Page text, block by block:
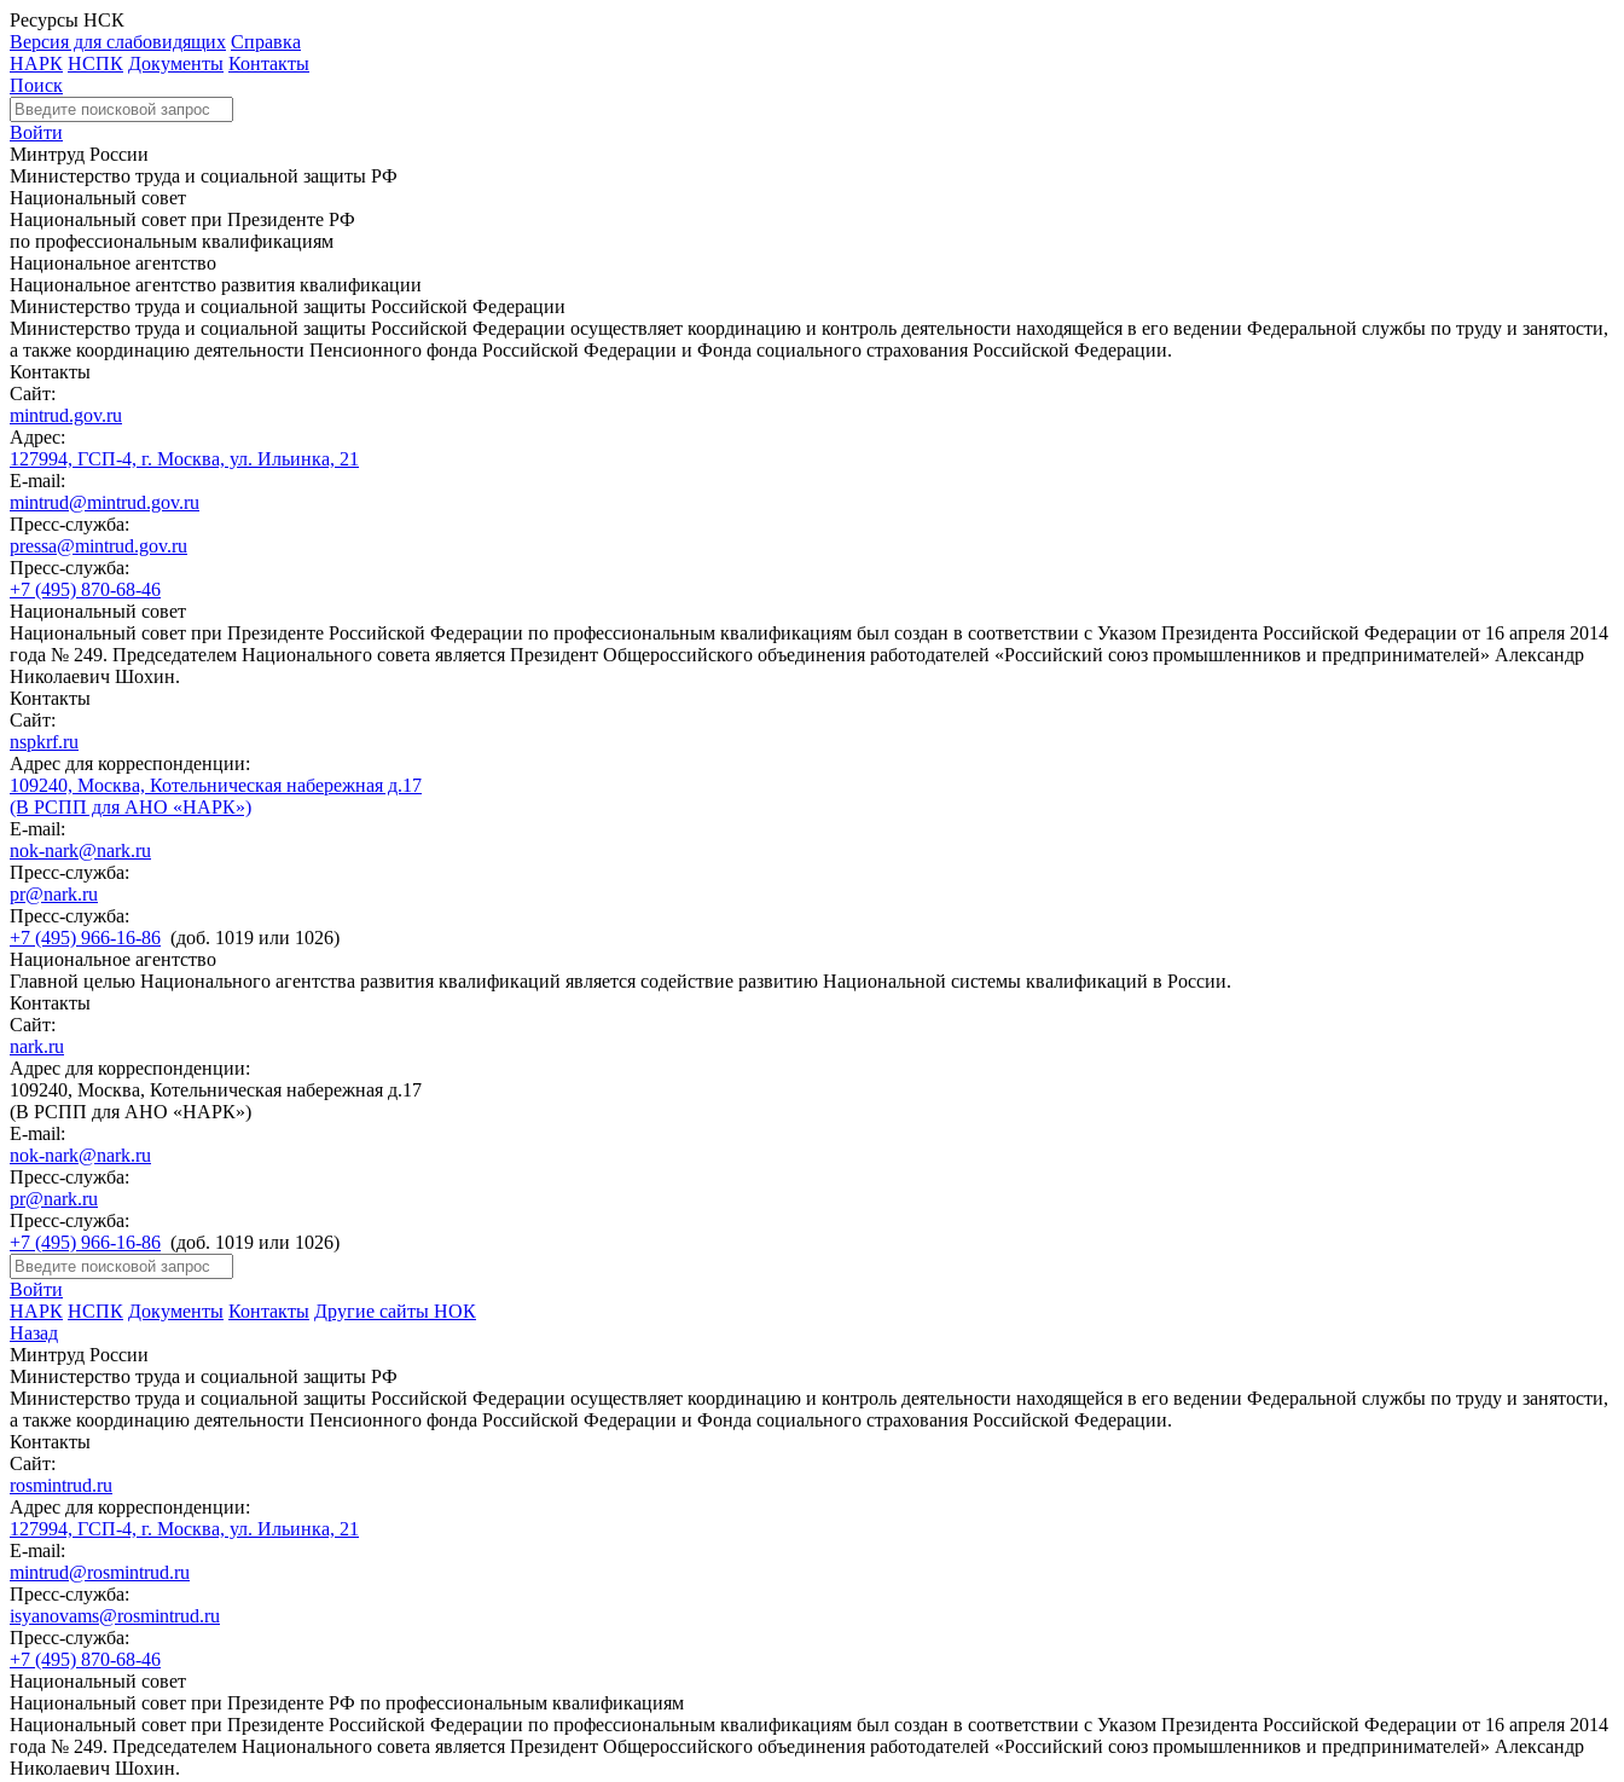
Ресурсы НСК
Версия для слабовидящих Справка
НАРК НСПК Документы Контакты
Поиск
Войти
Минтруд России
Министерство труда и социальной защиты РФ
Национальный совет
Национальный совет при Президенте РФ
по профессиональным квалификациям
Национальное агентство
Национальное агентство развития квалификации
Министерство труда и социальной защиты Российской Федерации
Министерство труда и социальной защиты Российской Федерации осуществляет координацию и контроль деятельности находящейся в его ведении Федеральной службы по труду и занятости,
а также координацию деятельности Пенсионного фонда Российской Федерации и Фонда социального страхования Российской Федерации.
Контакты
Сайт:
mintrud.gov.ru
Адрес:
127994, ГСП-4, г. Москва, ул. Ильинка, 21
E-mail:
mintrud@mintrud.gov.ru
Пресс-служба:
pressa@mintrud.gov.ru
Пресс-служба:
+7 (495) 870-68-46
Национальный совет
Национальный совет при Президенте Российской Федерации по профессиональным квалификациям был создан в соответствии с Указом Президента Российской Федерации от 16 апреля 2014
года № 249. Председателем Национального совета является Президент Общероссийского объединения работодателей «Российский союз промышленников и предпринимателей» Александр
Николаевич Шохин.
Контакты
Сайт:
nspkrf.ru
Адрес для корреспонденции:
109240, Москва, Котельническая набережная д.17
(В РСПП для АНО «НАРК»)
E-mail:
nok-nark@nark.ru
Пресс-служба:
pr@nark.ru
Пресс-служба:
+7 (495) 966-16-86 (доб. 1019 или 1026)
Национальное агентство
Главной целью Национального агентства развития квалификаций является содействие развитию Национальной системы квалификаций в России.
Контакты
Сайт:
nark.ru
Адрес для корреспонденции:
109240, Москва, Котельническая набережная д.17
(В РСПП для АНО «НАРК»)
E-mail:
nok-nark@nark.ru
Пресс-служба:
pr@nark.ru
Пресс-служба:
+7 (495) 966-16-86 (доб. 1019 или 1026)
Войти
НАРК НСПК Документы Контакты Другие сайты НОК
Назад
Минтруд России
Министерство труда и социальной защиты РФ
Министерство труда и социальной защиты Российской Федерации осуществляет координацию и контроль деятельности находящейся в его ведении Федеральной службы по труду и занятости,
а также координацию деятельности Пенсионного фонда Российской Федерации и Фонда социального страхования Российской Федерации.
Контакты
Сайт:
rosmintrud.ru
Адрес для корреспонденции:
127994, ГСП-4, г. Москва, ул. Ильинка, 21
E-mail:
mintrud@rosmintrud.ru
Пресс-служба:
isyanovams@rosmintrud.ru
Пресс-служба:
+7 (495) 870-68-46
Национальный совет
Национальный совет при Президенте РФ по профессиональным квалификациям
Национальный совет при Президенте Российской Федерации по профессиональным квалификациям был создан в соответствии с Указом Президента Российской Федерации от 16 апреля 2014
года № 249. Председателем Национального совета является Президент Общероссийского объединения работодателей «Российский союз промышленников и предпринимателей» Александр
Николаевич Шохин.